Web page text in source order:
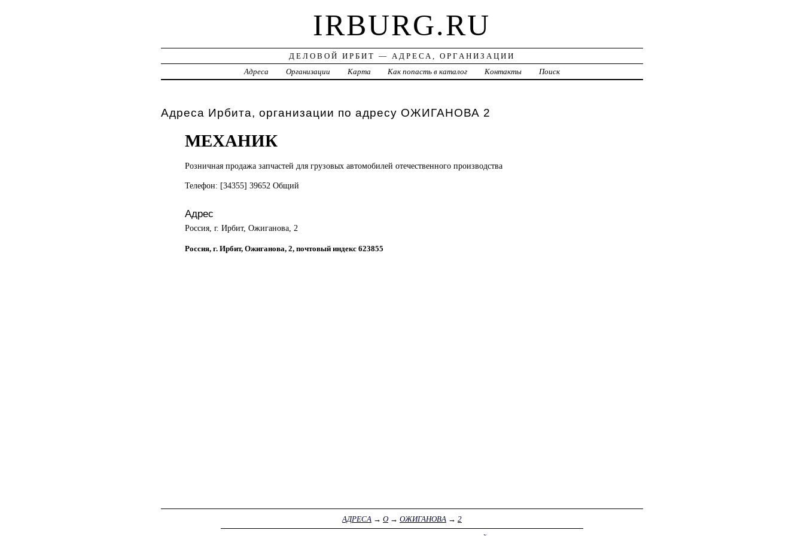
IRBURG.RU
ДЕЛОВОЙ ИРБИТ — АДРЕСА, ОРГАНИЗАЦИИ
Адреса
Организации Карта Как попасть в каталог Контакты Поиск
Адреса Ирбита, организации по адресу ОЖИГАНОВА 2
МЕХАНИК
Розничная продажа запчастей для грузовых автомобилей отечественного производства
Телефон: [34355] 39652 Общий
Адрес
Россия, г. Ирбит, Ожиганова, 2
Россия, г. Ирбит, Ожиганова, 2, почтовый индекс 623855
АДРЕСА → О→ ОЖИГАНОВА → 2